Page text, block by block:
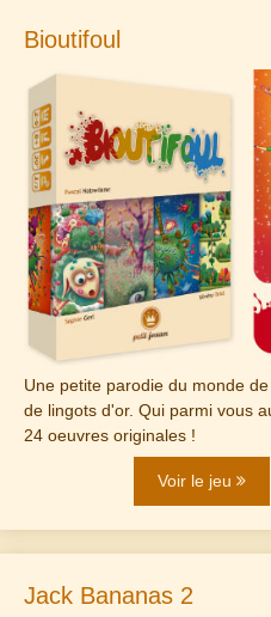
Bioutifoul
Une petite parodie du monde
de lingots d'or. Qui parmi vous
24 oeuvres originales !
Voir le jeu
Jack Bananas 2